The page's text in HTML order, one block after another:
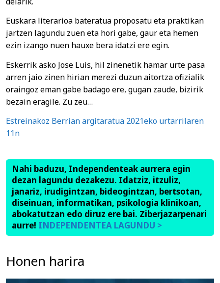
Euskara literarioa bateratua proposatu eta praktikan
jartzen lagundu zuen eta hori gabe, gaur eta hemen
ezin izango nuen hauxe bera idatzi ere egin.
Eskerrik asko Jose Luis, hil zinenetik hamar urte pasa
arren jaio zinen hirian merezi duzun aitortza ofizialik
oraingoz eman gabe badago ere, gugan zaude, bizirik
bezain eragile. Zu zeu…
Estreinakoz Berrian argitaratua 2021eko urtarrilaren
11n
Nahi baduzu, Independenteak aurrera egin
dezan lagundu dezakezu. Idatziz, itzuliz,
janariz, irudigintzan, bideogintzan, bertsotan,
diseinuan, informatikan, psikologia klinikoan,
abokatutzan edo diruz ere bai. Ziberjazarpenari
aurre! INDEPENDENTEA LAGUNDU >
Honen harira